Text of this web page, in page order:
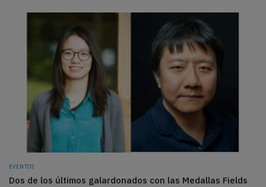
EVENTOS
Dos de los últimos galardonados con las Medallas Fields